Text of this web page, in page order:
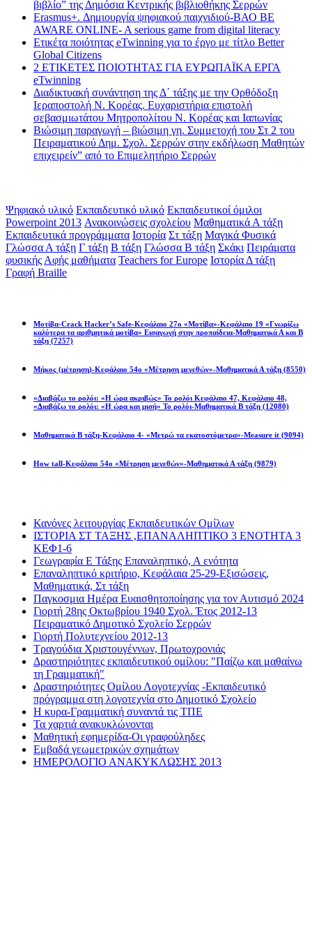
βιβλίο” της Δημόσια Κεντρικής βιβλιοθήκης Σερρών
Erasmus+. Δημιουργία ψηφιακού παιχνιδιού-ΒΑΟ BE
AWARE ONLINE- A serious game from digital literacy
Ετικέτα ποιότητας eTwinning για το έργο με τίτλο Better
Global Citizens
2 ΕΤΙΚΕΤΕΣ ΠΟΙΟΤΗΤΑΣ ΓΙΑ ΕΥΡΩΠΑΪΚΑ ΕΡΓΑ
eTwinning
Διαδικτυακή συνάντηση της Δ΄ τάξης με την Ορθόδοξη
Ιεραποστολή Ν. Κορέας. Ευχαριστήρια επιστολή
σεβασμιωτάτου Μητροπολίτου Ν. Κορέας και Ιαπωνίας
Βιώσιμη παραγωγή – βιώσιμη γη. Συμμετοχή του Στ 2 του
Πειραματικού Δημ. Σχολ. Σερρών στην εκδήλωση Μαθητών
επιχειρείν” από το Επιμελητήριο Σερρών
Ψηφιακό υλικό Εκπαιδευτικό υλικό Εκπαιδευτικοί όμιλοι
Powerpoint 2013 Ανακοινώσεις σχολείου Μαθηματικά Α τάξη
Εκπαιδευτικά προγράμματα Ιστορία Στ τάξη Μαγικά Φυσικά
Γλώσσα Α τάξη Γ τάξη Β τάξη Γλώσσα Β τάξη Σκάκι Πειράματα
φυσικής Αφής μαθήματα Teachers for Europe Ιστορία Δ τάξη
Γραφή Braille
Μοτίβα-Crack Hacker’s Safe-Κεφάλαιο 27ο «Μοτίβα»-Κεφάλαιο 19 «Γνωρίζω
καλύτερα τα αριθμητικά μοτίβα» Εισαγωγή στην προπαίδεια-Μαθηματικά Α και Β
τάξη (7257)
Μήκος (μέτρηση)-Κεφάλαιο 54ο «Μέτρηση μεγεθών»-Μαθηματικά Α τάξη (8550)
«Διαβάζω το ρολόι: «Η ώρα ακριβώς» Το ρολόι Κεφάλαιο 47, Κεφάλαιο 48,
«Διαβάζω το ρολόι: «Η ώρα και μισή» Το ρολόι-Μαθηματικά Β τάξη (12080)
Μαθηματικά Β τάξη-Κεφάλαιο 4- «Μετρώ τα εκατοστόμετρα»-Measure it (9094)
How tall-Κεφάλαιο 54ο «Μέτρηση μεγεθών»-Μαθηματικά Α τάξη (9879)
Κανόνες λειτουργίας Εκπαιδευτικών Ομίλων
ΙΣΤΟΡΙΑ ΣΤ ΤΑΞΗΣ ,ΕΠΑΝΑΛΗΠΤΙΚΟ 3 ΕΝΟΤΗΤΑ 3
ΚΕΦ1-6
Γεωγραφία Ε Τάξης Επαναληπτικό, Α ενότητα
Επαναληπτικό κριτήριο, Κεφάλαια 25-29-Εξισώσεις,
Μαθηματικά, Στ τάξη
Παγκοσμια Ημέρα Ευαισθητοποίησης για τον Αυτισμό 2024
Γιορτή 28ης Οκτωβρίου 1940 Σχολ. Έτος 2012-13
Πειραματικό Δημοτικό Σχολείο Σερρών
Γιορτή Πολυτεχνείου 2012-13
Τραγούδια Χριστουγέννων, Πρωτοχρονιάς
Δραστηριότητες εκπαιδευτικού ομίλου: "Παίζω και μαθαίνω
τη Γραμματική"
Δραστηριότητες Ομίλου Λογοτεχνίας -Εκπαιδευτικό
πρόγραμμα στη λογοτεχνία στο Δημοτικό Σχολείο
Η κυρα-Γραμματική συναντά τις ΤΠΕ
Τα χαρτιά ανακυκλώνονται
Μαθητική εφημερίδα-Οι γραφούληδες
Εμβαδά γεωμετρικών σχημάτων
ΗΜΕΡΟΛΟΓΙΟ ΑΝΑΚΥΚΛΩΣΗΣ 2013